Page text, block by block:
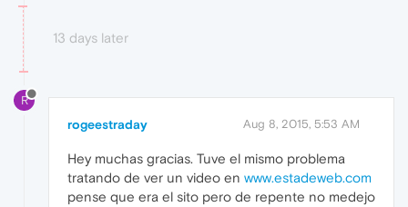
13 days later
R
rogeestraday Aug 8, 2015, 5:53 AM
Hey muchas gracias. Tuve el mismo problema
tratando de ver un video en www.estadeweb.com
pense que era el sito pero de repente no medejo